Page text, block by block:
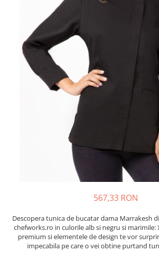
567,33 RON
Descopera tunica de bucatar dama Marrakesh
chefworks.ro in culorile alb si negru si marimile:
premium si elementele de design te vor
impecabila pe care o vei obtine purtand